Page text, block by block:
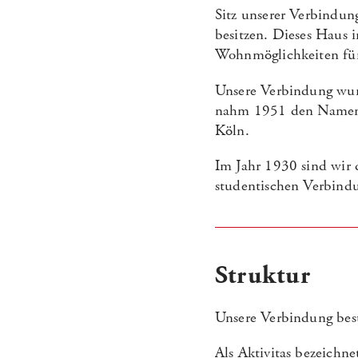
Sitz unserer
besitzen. Dieses
Wohnmöglichkeiten
Unsere Verbindung
nahm 1951 den
Köln.
Im Jahr 1930 sind wir
studentischen
Struktur
Unsere Verbindung
Als Aktivitas